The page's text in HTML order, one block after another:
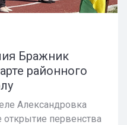
Бражник
районного
Александровка
открытие первенства